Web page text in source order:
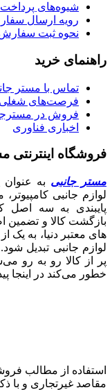
شیوه‌های پرداخت
رویه ارسال
نحوه ثبت
راهنمای خرید
تماس با مستر
فرصت‌های شغلی
فروش در
اخباری فناوری
فروشگاه اینترنتی
مستر جانبی به عنوان
لوازم جانبی
بازگشت کالا و تضمین
های معتبر دنیا، به یک
لوازم جانبی تبدیل
پر از کالا رو به رو
خطور می‌کند در اینجا
استفاده از مطالب
مقاصد غیرتجاری و با